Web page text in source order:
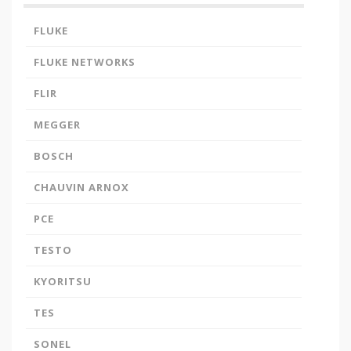
FLUKE
FLUKE NETWORKS
FLIR
MEGGER
BOSCH
CHAUVIN ARNOX
PCE
TESTO
KYORITSU
TES
SONEL